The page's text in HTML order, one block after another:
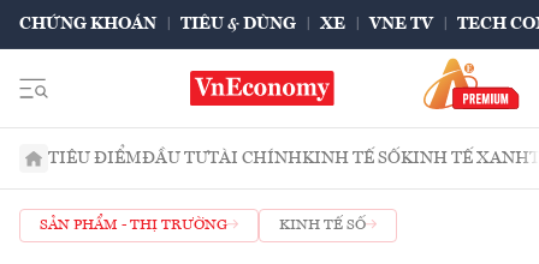
CHỨNG KHOÁN TIÊU & DÙNG XE VNE TV TECH
TIÊU ĐIỂMĐẦU TƯTÀI CHÍNHKINH TẾ SỐKINH TẾ XANH
SẢN PHẨM - THỊ TRƯỜNG KINH TẾ SỐ